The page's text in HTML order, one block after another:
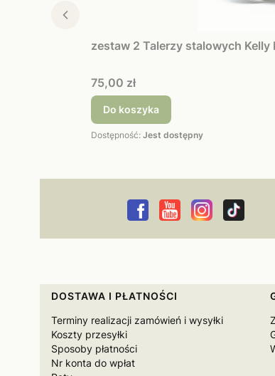
zestaw 2 Talerzy stalowych Kelly
Cena
75,00 zł
Do koszyka
Dostępność: Jest dostępny
Linki w stopce
DOSTAWA I PŁATNOŚCI
Terminy realizacji zamówień i wysyłki
Koszty przesyłki
Sposoby płatności
Nr konta do wpłat